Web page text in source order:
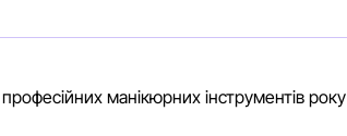
манікюрних інструментів року